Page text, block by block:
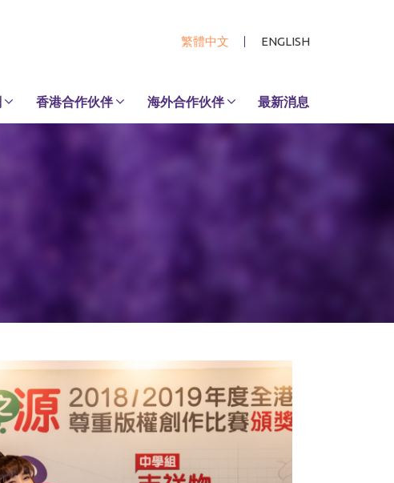
繁體中文 ENGLISH
香港合作伙伴 海外合作伙伴 最新消息